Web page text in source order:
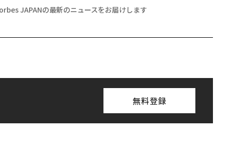
JAPANの最新のニュースをお届けします
無料登録